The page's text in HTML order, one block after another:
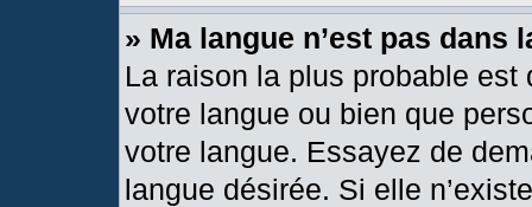
» Ma langue n’est pas dans
La raison la plus probable est
votre langue ou bien que
votre langue. Essayez de
langue désirée. Si elle